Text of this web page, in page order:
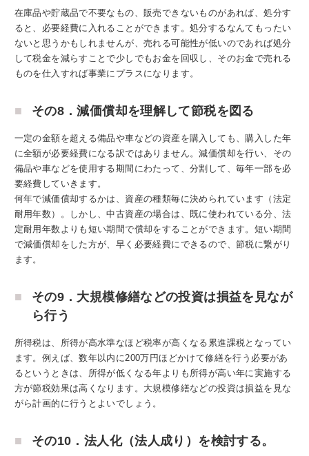
在庫品や貯蔵品で不要なもの、販売できないものがあれば、処分す
ると、必要経費に入れることができます。処分するなんてもったい
ないと思うかもしれませんが、売れる可能性が低いのであれば処分
して税金を減らすことで少しでもお金を回収し、そのお金で売れる
ものを仕入すれば事業にプラスになります。
その8．減価償却を理解して節税を図る
一定の金額を超える備品や車などの資産を購入しても、購入した年
に全額が必要経費になる訳ではありません。減価償却を行い、その
備品や車などを使用する期間にわたって、分割して、毎年一部を必
要経費していきます。
何年で減価償却するかは、資産の種類毎に決められています（法定
耐用年数）。しかし、中古資産の場合は、既に使われている分、法
定耐用年数よりも短い期間で償却をすることができます。短い期間
で減価償却をした方が、早く必要経費にできるので、節税に繋がり
ます。
その9．大規模修繕などの投資は損益を見なが
ら行う
所得税は、所得が高水準なほど税率が高くなる累進課税となってい
ます。例えば、数年以内に200万円ほどかけて修繕を行う必要があ
るというときは、所得が低くなる年よりも所得が高い年に実施する
方が節税効果は高くなります。大規模修繕などの投資は損益を見な
がら計画的に行うとよいでしょう。
その10．法人化（法人成り）を検討する。